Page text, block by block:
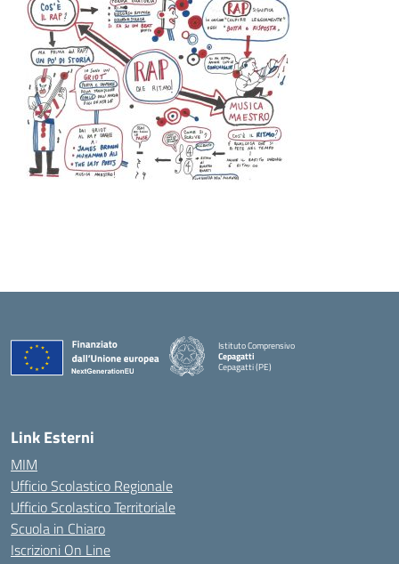
Istituto Comprensivo
Cepagatti
Cepagatti (PE)
— Visita la pagina iniziale della scuola
Link Esterni
MIM
Ufficio Scolastico Regionale
Ufficio Scolastico Territoriale
Scuola in Chiaro
Iscrizioni On Line